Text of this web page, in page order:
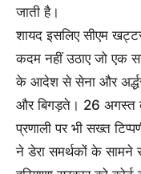
जाती है।
शायद इसलिए सीएम
कदम नहीं उठाए जो एक
के आदेश से सेना और
और बिगड़ते। 26 अगस्त को
प्रणाली पर भी सख्त
ने डेरा समर्थकों के सामने